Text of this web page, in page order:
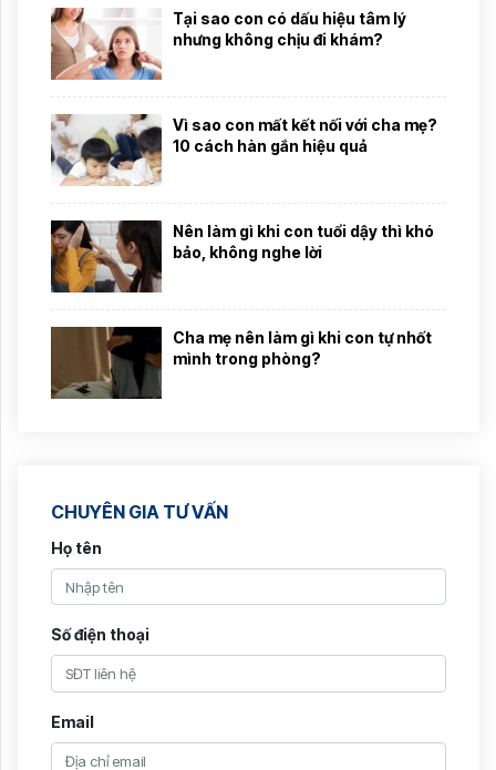
Tại sao con có dấu hiệu tâm lý
nhưng không chịu đi khám?
Vì sao con mất kết nối với cha mẹ?
10 cách hàn gắn hiệu quả
Nên làm gì khi con tuổi dậy thì khó
bảo, không nghe lời
Cha mẹ nên làm gì khi con tự nhốt
mình trong phòng?
CHUYÊN GIA TƯ VẤN
Họ tên
Số điện thoại
Email